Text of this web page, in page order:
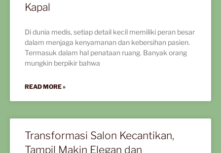
Kapal
Di dunia medis, setiap detail kecil memiliki peran besar
dalam menjaga kenyamanan dan kebersihan pasien.
Termasuk dalam hal penataan ruang. Banyak orang
mungkin berpikir bahwa
READ MORE »
Transformasi Salon Kecantikan,
Tampil Makin Elegan dan